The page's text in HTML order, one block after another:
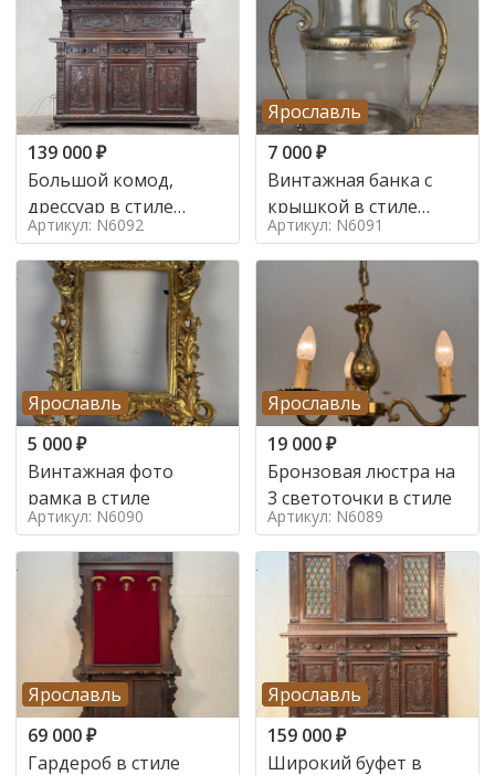
139 000₽
Большой комод,
дрессуар в стиле
ренессанс,
Артикул: N6092
Ярославль
7 000₽
Винтажная банка с
крышкой в стиле
Италия,
Артикул: N6091
Ярославль
5 000₽
Винтажная фото
рамка в стиле
Артикул: N6090
Ярославль
19 000₽
Бронзовая люстра на
3 светоточки в стиле
Артикул: N6089
Ярославль
69 000₽
Гардероб в стиле
Ярославль
159 000₽
Широкий буфет в